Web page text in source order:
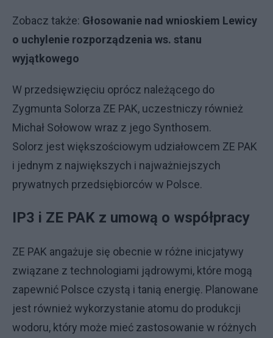
Zobacz także: Głosowanie nad wnioskiem Lewicy
o uchylenie rozporządzenia ws. stanu
wyjątkowego
W przedsięwzięciu oprócz należącego do
Zygmunta Solorza ZE PAK, uczestniczy również
Michał Sołowow wraz z jego Synthosem.
Solorz jest większościowym udziałowcem ZE PAK
i jednym z największych i najważniejszych
prywatnych przedsiębiorców w Polsce.
IP3 i ZE PAK z umową o współpracy
ZE PAK angażuje się obecnie w różne inicjatywy
związane z technologiami jądrowymi, które mogą
zapewnić Polsce czystą i tanią energię. Planowane
jest również wykorzystanie atomu do produkcji
wodoru, który może mieć zastosowanie w różnych